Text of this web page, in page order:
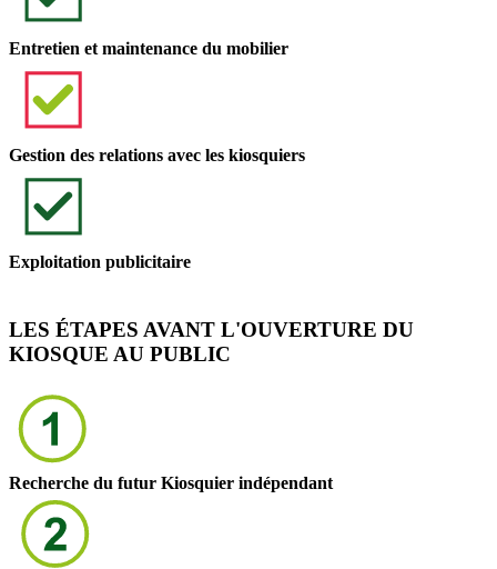
Entretien et maintenance du mobilier
Gestion des relations avec les kiosquiers
Exploitation publicitaire
LES ÉTAPES AVANT L'OUVERTURE DU
KIOSQUE AU PUBLIC
Recherche du futur Kiosquier indépendant